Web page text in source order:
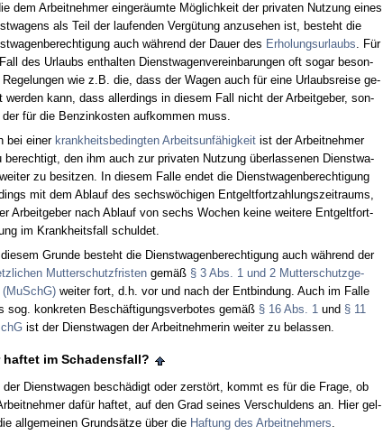
dem Ar­beit­neh­mer ein­geräum­te Möglich­keit der pri­va­ten Nut­zung ei­nes
als Teil der lau­fen­den Vergütung an­zu­se­hen ist, be­steht die
auch während der Dau­er des Er­ho­lungs­ur­laubs. Für
des Ur­laubs ent­hal­ten Dienst­wa­gen­ver­ein­ba­run­gen oft so­gar be­son­
Re­ge­lun­gen wie z.B. die, dass der Wa­gen auch für ei­ne Ur­laubs­rei­se ge­
wer­den kann, dass al­ler­dings in die­sem Fall nicht der Ar­beit­ge­ber, son­
der für die Ben­zin­kos­ten auf­kom­men muss.
bei ei­ner krank­heits­be­ding­ten Ar­beits­unfähig­keitist der Ar­beit­neh­mer
be­rech­tigt, den ihm auch zur pri­va­ten Nut­zung über­las­se­nen Dienst­wa­
zu be­sit­zen. In die­sem Fal­le en­det die Dienst­wa­gen­be­rech­ti­gung
mit dem Ab­lauf des sechswöchi­gen Ent­gelt­fort­zah­lungs­zeit­raums,
Ar­beit­ge­ber nach Ab­lauf von sechs Wo­chen kei­ne wei­te­re Ent­gelt­fort­
im Krank­heits­fall schul­det.
Grun­de be­steht die Dienst­wa­gen­be­rech­ti­gung auch während der
Mut­ter­schutz­fris­tengemäß § 3 Abs. 1 und 2 Mut­ter­schutz­ge­
wei­ter fort, d.h. vor und nach der Ent­bin­dung. Auch im Fal­le
sog. kon­kre­ten Beschäfti­gungs­ver­bo­tes gemäß § 16 Abs. 1und § 11
ist der Dienst­wa­gen der Ar­beit­neh­me­rin wei­ter zu be­las­sen.
haf­tet im Scha­dens­fall?
der Dienst­wa­gen beschädigt oder zerstört, kommt es für die Fra­ge, ob
dafür haf­tet, auf den Grad sei­nes Ver­schul­dens an. Hier gel­
all­ge­mei­nen Grundsätze über die Haf­tung des Ar­beit­neh­mers